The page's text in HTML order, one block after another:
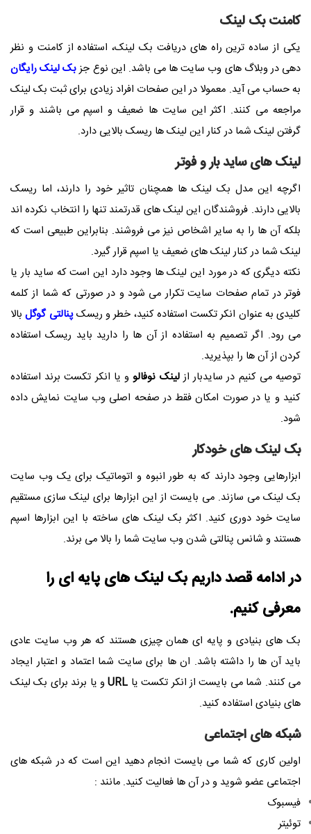
کامنت بک لینک
یکی از ساده ترین راه های دریافت بک لینک، استفاده از کامنت و نظر
دهی در وبلاگ های وب سایت ها می باشد. این نوع جزبک لینک رایگان
به حساب می آید. معمولا در این صفحات افراد زیادی برای ثبت بک لینک
مراجعه می کنند. اکثر این سایت ها ضعیف و اسپم می باشند و قرار
گرفتن لینک شما در کنار این لینک ها ریسک بالایی دارد.
لینک های ساید بار و فوتر
اگرچه این مدل بک لینک ها همچنان تاثیر خود را دارند، اما ریسک
بالایی دارند. فروشندگان این لینک های قدرتمند تنها را انتخاب نکرده اند
بلکه آن ها را به سایر اشخاص نیز می فروشند. بنابراین طبیعی است که
لینک شما در کنار لینک های ضعیف یا اسپم قرار گیرد.
نکته دیگری که در مورد این لینک ها وجود دارد این است که ساید بار یا
فوتر در تمام صفحات سایت تکرار می شود و در صورتی که شما از کلمه
کلیدی به عنوان انکر تکست استفاده کنید، خطر و ریسکپنالتی گوگلبالا
می رود. اگر تصمیم به استفاده از آن ها را دارید باید ریسک استفاده
کردن از آن ها را بپذیرید.
توصیه می کنیم در سایدبار ازلینک نوفالو و یا انکر تکست برند استفاده
کنید و یا در صورت امکان فقط در صفحه اصلی وب سایت نمایش داده
شود.
بک لینک های خودکار
ابزارهایی وجود دارند که به طور انبوه و اتوماتیک برای یک وب سایت
بک لینک می سازند. می بایست از این ابزارها برای لینک سازی مستقیم
سایت خود دوری کنید. اکثر بک لینک های ساخته با این ابزارها اسپم
هستند و شانس پنالتی شدن وب سایت شما را بالا می برند.
در ادامه قصد داریم بک لینک های پایه ای را
معرفی کنیم.
بک های بنیادی و پایه ای همان چیزی هستند که هر وب سایت عادی
باید آن ها را داشته باشد. ان ها برای سایت شما اعتماد و اعتبار ایجاد
می کنند. شما می بایست از انکر تکست یا URLو یا برند برای بک لینک
های بنیادی استفاده کنید.
شبکه های اجتماعی
اولین کاری که شما می بایست انجام دهید این است که در شبکه های
اجتماعی عضو شوید و در آن ها فعالیت کنید. مانند :
فیسبوک
توئیتر